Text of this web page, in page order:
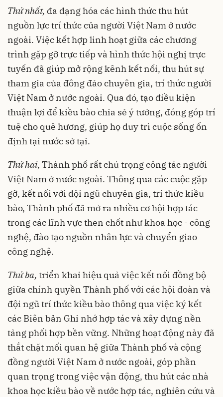
Thứ nhất, đa dạng hóa các hình thức thu hút
nguồn lực trí thức của người Việt Nam ở nước
ngoài. Việc kết hợp linh hoạt giữa các chương
trình gặp gỡ trực tiếp và hình thức hội nghị trực
tuyến đã giúp mở rộng kênh kết nối, thu hút sự
tham gia của đông đảo chuyên gia, trí thức người
Việt Nam ở nước ngoài. Qua đó, tạo điều kiện
thuận lợi để kiều bào chia sẻ ý tưởng, đóng góp trí
tuệ cho quê hương, giúp họ duy trì cuộc sống ổn
định tại nước sở tại.
Thứ hai, Thành phố rất chú trọng công tác người
Việt Nam ở nước ngoài. Thông qua các cuộc gặp
gỡ, kết nối với đội ngũ chuyên gia, trí thức kiều
bào, Thành phố đã mở ra nhiều cơ hội hợp tác
trong các lĩnh vực then chốt như khoa học - công
nghệ, đào tạo nguồn nhân lực và chuyển giao
công nghệ.
Thứ ba, triển khai hiệu quả việc kết nối đồng bộ
giữa chính quyền Thành phố với các hội đoàn và
đội ngũ trí thức kiều bào thông qua việc ký kết
các Biên bản Ghi nhớ hợp tác và xây dựng nền
tảng phối hợp bền vững. Những hoạt động này đã
thắt chặt mối quan hệ giữa Thành phố và cộng
đồng người Việt Nam ở nước ngoài, góp phần
quan trọng trong việc vận động, thu hút các nhà
khoa học kiều bào về nước hợp tác, nghiên cứu và